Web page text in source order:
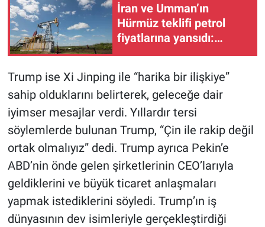
İran ve Umman’ın
Hürmüz teklifi petrol
fiyatlarına yansıdı:
Trump ise Xi Jinping ile “harika bir ilişkiye”
sahip olduklarını belirterek, geleceğe dair
iyimser mesajlar verdi. Yıllardır tersi
söylemlerde bulunan Trump, “Çin ile rakip değil
ortak olmalıyız” dedi. Trump ayrıca Pekin’e
ABD’nin önde gelen şirketlerinin CEO’larıyla
geldiklerini ve büyük ticaret anlaşmaları
yapmak istediklerini söyledi. Trump’ın iş
dünyasının dev isimleriyle gerçekleştirdiği